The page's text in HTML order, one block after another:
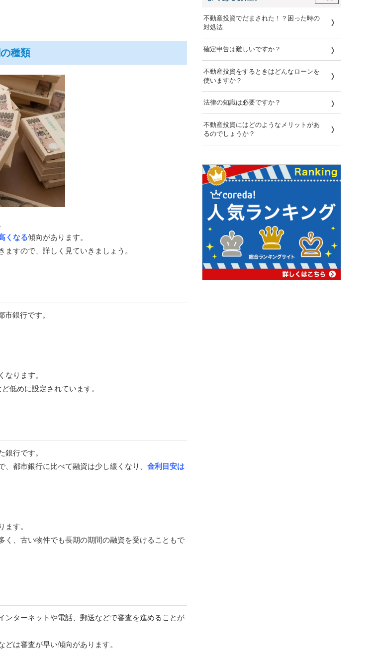
種類
くなる傾向があります。
すので、詳しく見ていきましょう。
銀行です。
ります。
ど低めに設定されています。
行です。
都市銀行に比べて融資は少し緩くなり、 金利目安は
す。
く、古い物件でも長期の期間の融資を受けることもで
ンターネットや電話、郵送などで審査を進めることが
は審査が早い傾向があります。
不動産投資でだまされた！？困った時の
対処法
確定申告は難しいですか？
不動産投資をするときはどんなローンを
使いますか？
法律の知識は必要ですか？
不動産投資にはどのようなメリットがあ
るのでしょうか？